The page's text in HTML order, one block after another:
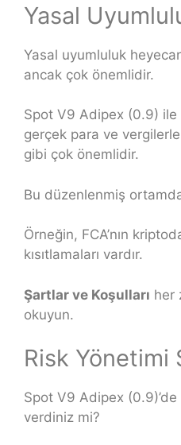
Yasal
Yasal uyumluluk
ancak çok önemlidir.
Spot V9 Adipex (0.9) ile
gerçek para ve
gibi çok önemlidir.
Bu düzenlenmiş
Örneğin, FCA’nın
kısıtlamaları vardır.
Şartlar ve Koşulları her
okuyun.
Risk Yönetimi
Spot V9 Adipex
verdiniz mi?